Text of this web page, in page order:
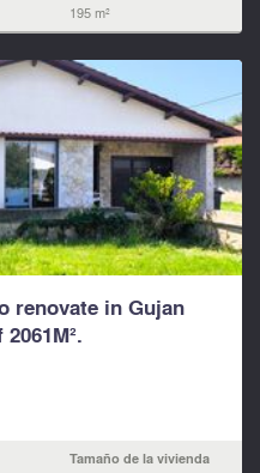
195 m²
renovate in Gujan
Tamaño de la vivienda